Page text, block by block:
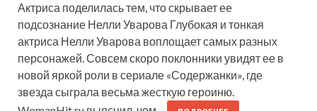
Актриса поделилась тем, что скрывает ее
подсознание Нелли Уварова Глубокая и тонкая
актриса Нелли Уварова воплощает самых разных
персонажей. Совсем скоро поклонники увидят ее в
новой яркой роли в сериале «Содержанки», где
звезда сыграла весьма жесткую героиню.